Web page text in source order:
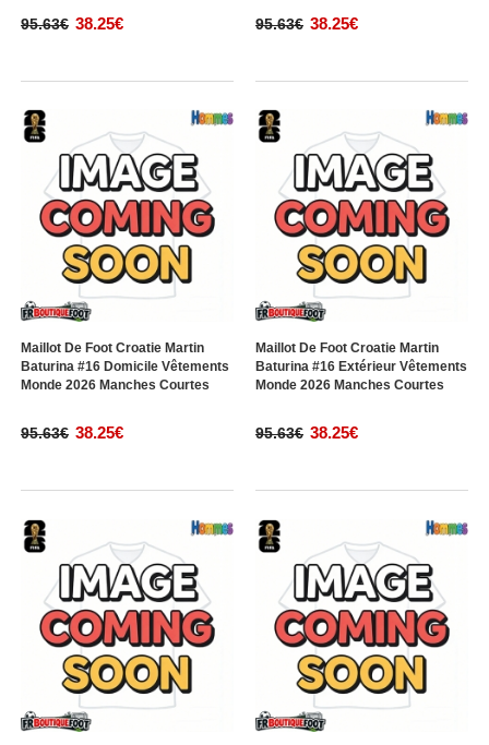
95.63€ 38.25€ 95.63€ 38.25€
Maillot De Foot Croatie Martin
Baturina #16 Domicile Vêtements
Monde 2026 Manches Courtes
95.63€ 38.25€
Maillot De Foot Croatie Martin
Baturina #16 Extérieur Vêtements
Monde 2026 Manches Courtes
95.63€ 38.25€